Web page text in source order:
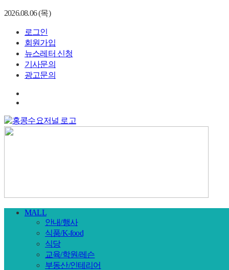
2026.08.06 (목)
로그인
회원가입
뉴스레터 신청
기사문의
광고문의
MALL
안내/행사
식품/K-food
식당
교육/학원/레슨
부동산/인테리어